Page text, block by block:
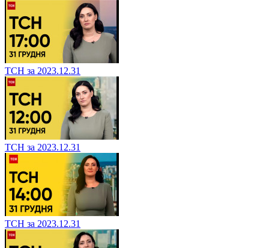
ТСН за 2023.12.31
ТСН за 2023.12.31
ТСН за 2023.12.31